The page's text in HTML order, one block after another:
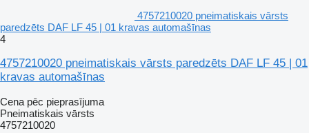
4757210020 pneimatiskais vārsts
paredzēts DAF LF 45 | 01 kravas automašīnas
4
4757210020 pneimatiskais vārsts paredzēts DAF LF 45 | 01
kravas automašīnas
Cena pēc pieprasījuma
Pneimatiskais vārsts
4757210020